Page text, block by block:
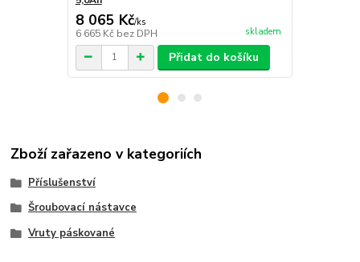
8 065 Kč/ks
6 665 Kč bez DPH skladem
Přidat do košíku
Zboží zařazeno v kategoriích
Příslušenství
Šroubovací nástavce
Vruty páskované